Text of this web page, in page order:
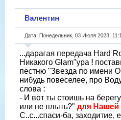
Валентин
Дата: Понедельник, 03 Июля 2023,
...дарагая передача Hard
Никакого Glam"ура !
пестню "Звезда по имени
нибудь повеселее, про
слова :
- И вот ты стоишь на
или не плыть?" для
С..с...спаси-ба, заходитие,